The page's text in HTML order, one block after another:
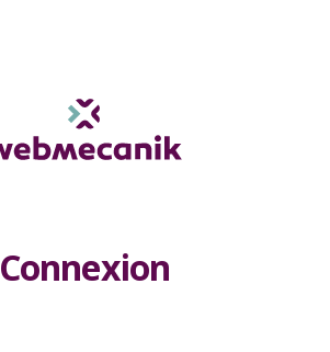
Connexion